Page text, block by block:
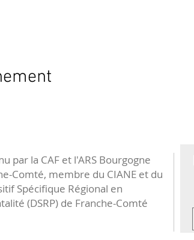
par la CAF et l'ARS Bourgogne
Comté, membre du CIANE et du
Spécifique Régional en
(DSRP) de Franche-Comté